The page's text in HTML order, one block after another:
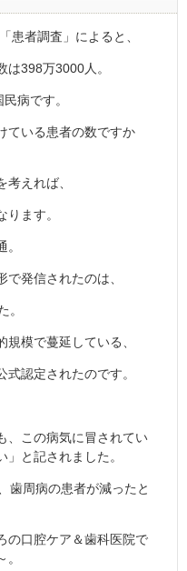
患者調査」によると、
は398万3000人。
病です。
ている患者の数ですか
えれば、
ます。
発信されたのは、
。
模で蔓延している、
認定されたのです。
、この病気に冒されてい
と記されました。
歯周病の患者が減ったと
の口腔ケア＆歯科医院で